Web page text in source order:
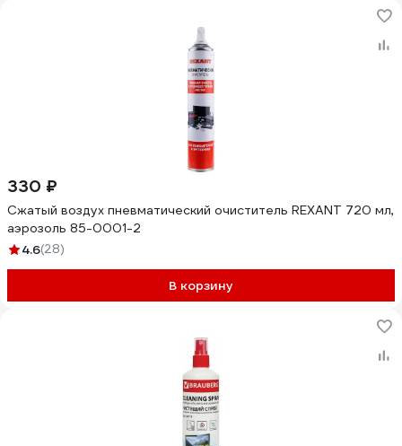
330 ₽
Сжатый воздух пневматический очиститель REXANT 720 мл,
аэрозоль 85-0001-2
4.6(28)
В корзину